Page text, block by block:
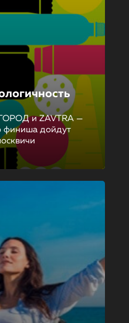
и ZAVTRA —
финиша дойдут